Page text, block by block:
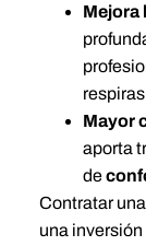
Mejora
Mayor
aporta
de
Contratar una
una